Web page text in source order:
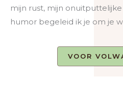
mijn rust, mijn
humor begeleid ik je om je
VOOR